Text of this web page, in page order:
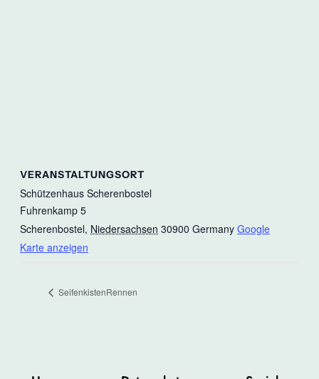
VERANSTALTUNGSORT
Schützenhaus Scherenbostel
Fuhrenkamp 5
Scherenbostel, Niedersachsen 30900 Germany Google
Karte anzeigen
SeifenkistenRennen